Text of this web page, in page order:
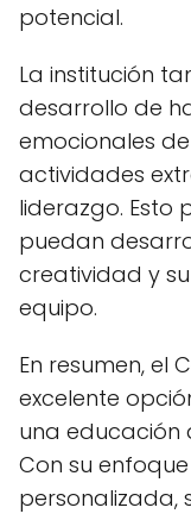
potencial.
La institución
desarrollo de
emocionales
actividades
liderazgo. Esto
puedan
creatividad y
equipo.
En resumen, el
excelente
una educación
Con su
personalizada,